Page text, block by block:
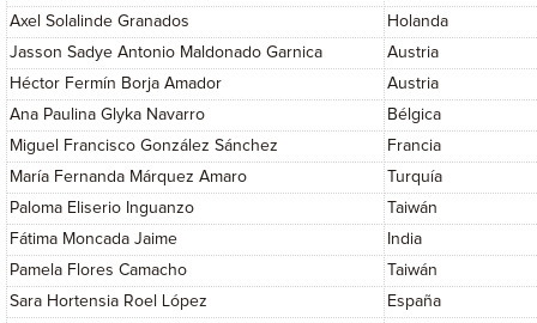
Axel Solalinde Granados
Holanda
Jasson Sadye Antonio Maldonado Garnica
Austria
Héctor Fermín Borja Amador
Austria
Ana Paulina Glyka Navarro
Bélgica
Miguel Francisco González Sánchez
Francia
María Fernanda Márquez Amaro
Turquía
Paloma Eliserio Inguanzo
Taiwán
Fátima Moncada Jaime
India
Pamela Flores Camacho
Taiwán
Sara Hortensia Roel López
España